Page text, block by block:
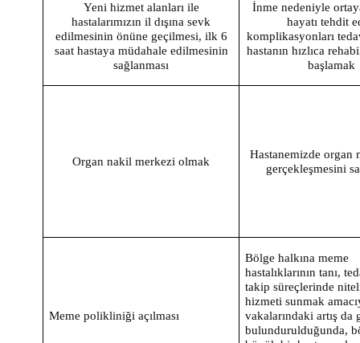
Yeni hizmet alanları ile
hastalarımızın il dışına sevk
edilmesinin önüne geçilmesi, ilk 6
saat hastaya müdahale edilmesinin
sağlanması
İnme nedeniyle
hayatı tehdit
komplikasyonları
hastanın hızlıca
başlamak
Organ nakil merkezi olmak
Hastanemizde organ
gerçekleşmesini
Meme polikliniği açılması
Bölge halkına meme
hastalıklarının tanı,
takip süreçlerinde
hizmeti sunmak
vakalarındaki artış da
bulundurulduğunda,